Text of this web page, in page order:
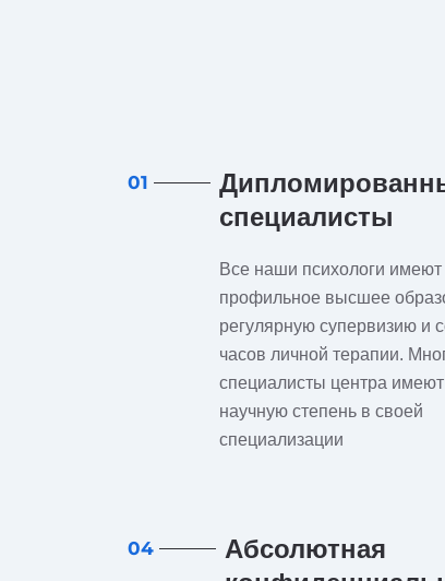
01
специалисты
Все наши психологи имеют
профильное высшее
регулярную супервизию и
часов личной терапии.
специалисты центра имеют
научную степень в своей
специализации
04
Абсолютная